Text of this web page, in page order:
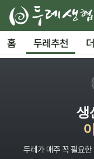
홈 두레추천
생
두레가 매주 꼭 필요